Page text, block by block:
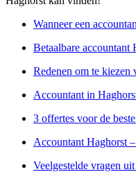
Wanneer een
Betaalbare accountant
Redenen om te kiezen
Accountant in
3 offertes voor de
Accountant Haghorst
Veelgestelde vragen